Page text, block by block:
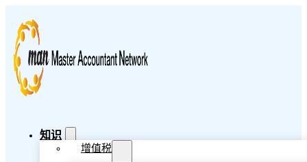
知识
增值税